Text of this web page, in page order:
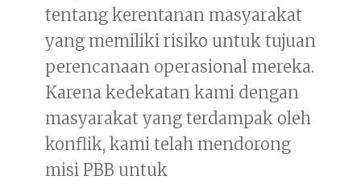
tentang kerentanan masyarakat
yang memiliki risiko untuk tujuan
perencanaan operasional mereka.
Karena kedekatan kami dengan
masyarakat yang terdampak oleh
konflik, kami telah mendorong
misi PBB untuk